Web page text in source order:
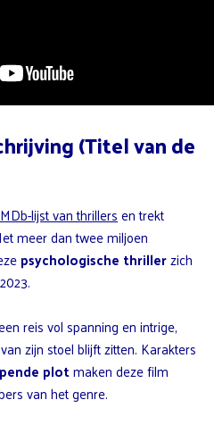
(Titel van de
lijst van thrillersen trekt
meer dan twee miljoen
psychologische thrillerzich
reis vol spanning en intrige,
zijn stoel blijft zitten. Karakters
plotmaken deze film
van het genre.